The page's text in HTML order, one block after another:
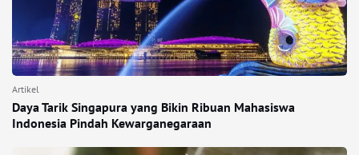
Artikel
Daya Tarik Singapura yang Bikin Ribuan Mahasiswa
Indonesia Pindah Kewarganegaraan